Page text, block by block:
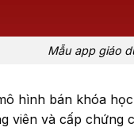
Mẫu app giáo
hình bán khóa
viên và cấp chứng